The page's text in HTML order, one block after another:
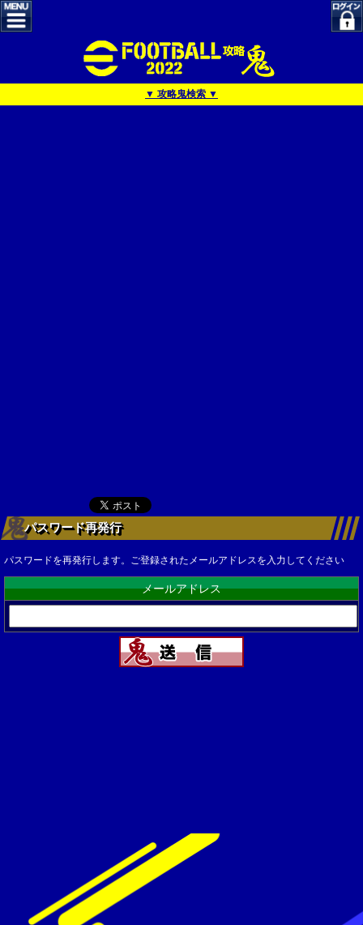
▼ 攻略鬼検索 ▼
パスワード再発行
パスワードを再発行します。ご登録されたメールアドレスを入力してください
メールアドレス